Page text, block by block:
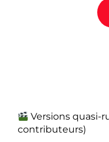
Versions quasi-
contributeurs)